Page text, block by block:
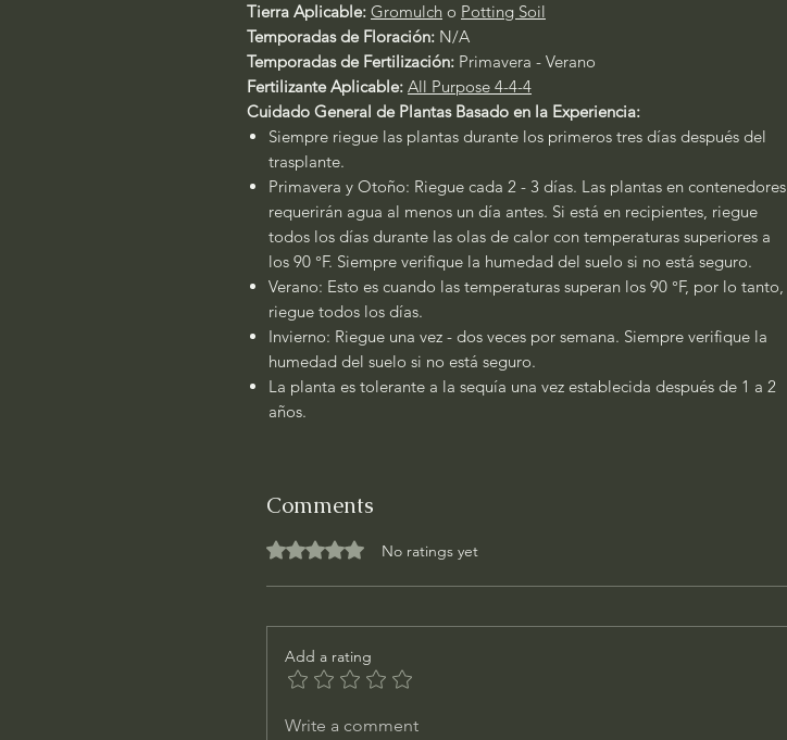
Tierra Aplicable: Gromulch o Potting Soil
Temporadas de Floración: N/A
Temporadas de Fertilización: Primavera - Verano
Fertilizante Aplicable: All Purpose 4-4-4
Cuidado General de Plantas Basado en la Experiencia:
Siempre riegue las plantas durante los primeros tres días después del
trasplante.
Primavera y Otoño: Riegue cada 2 - 3 días. Las plantas en contenedores
requerirán agua al menos un día antes. Si está en recipientes, riegue
todos los días durante las olas de calor con temperaturas superiores a
los 90 °F. Siempre verifique la humedad del suelo si no está seguro.
Verano: Esto es cuando las temperaturas superan los 90 °F, por lo tanto,
riegue todos los días.
Invierno: Riegue una vez - dos veces por semana. Siempre verifique la
humedad del suelo si no está seguro.
La planta es tolerante a la sequía una vez establecida después de 1 a 2
años.
Comments
Rated 0 out of 5 stars. No ratings yet
Add a rating
Write a comment